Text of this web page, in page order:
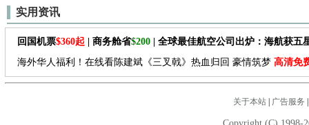
实用资讯
回国机票$360起 | 商务舱省$200 | 全球最佳航空公司出炉：海航获五
海外华人福利！在线看陈建斌《三叉戟》热血归回 豪情筑梦 高清免
关于本站| 广告服务